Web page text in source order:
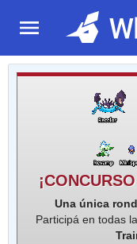
Una única
Participá en todas